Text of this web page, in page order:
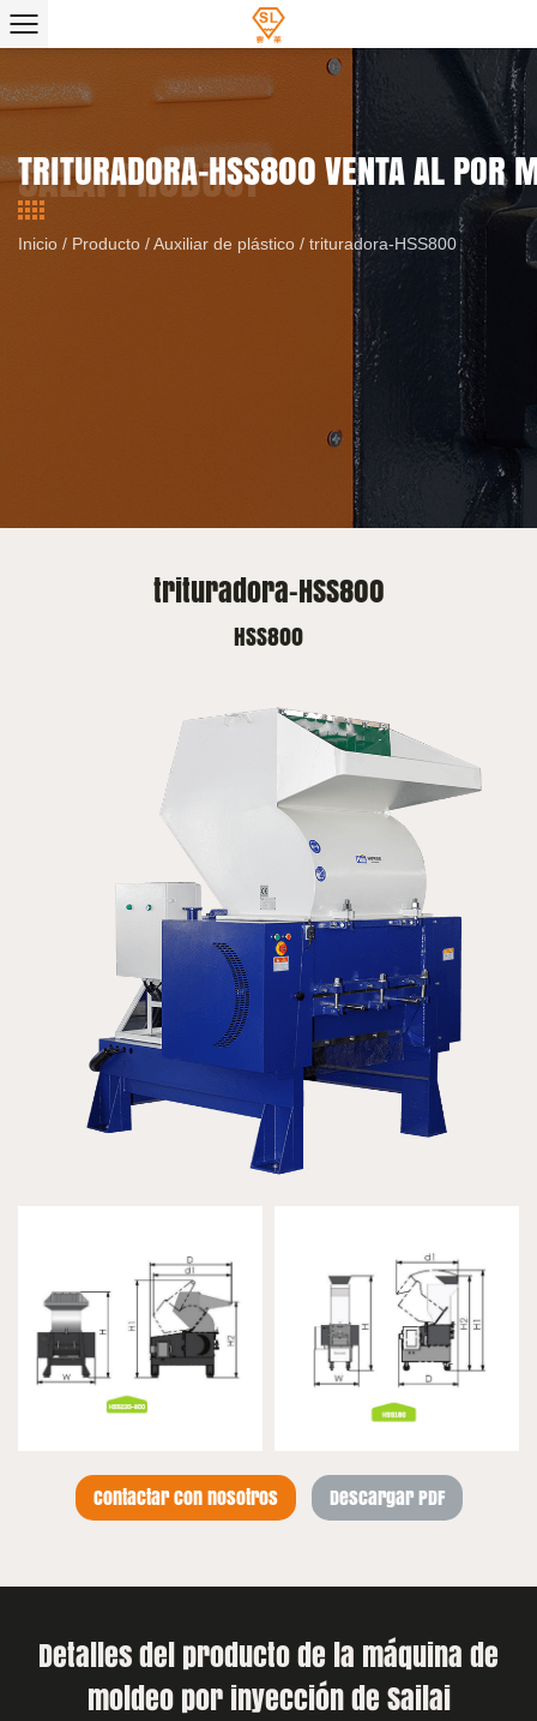
TRITURADORA-HSS800 VENTA AL POR
Inicio / Producto /Auxiliar de plástico / trituradora-HSS800
trituradora-HSS800
HSS800
Contactar con nosotros Descargar PDF
Detalles del producto de la máquina de
moldeo por inyección de Sailai